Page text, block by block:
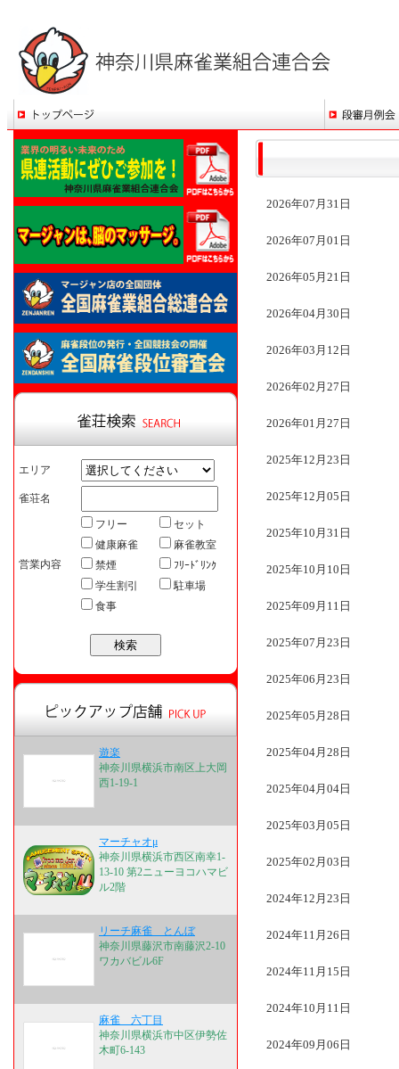
エリア
雀荘名
営業内容
フリー
セット
健康麻雀
麻雀教室
禁煙
ﾌﾘｰﾄﾞﾘﾝｸ
学生割引
駐車場
食事
遊楽
神奈川県横浜市南区上大岡
西1-19-1
マーチャオμ
神奈川県横浜市西区南幸1-
13-10 第2ニューヨコハマビ
ル2階
リーチ麻雀 とんぼ
神奈川県藤沢市南藤沢2-10
ワカバビル6F
麻雀 六丁目
神奈川県横浜市中区伊勢佐
木町6-143
2026年07月31日
2026年07月01日
2026年05月21日
2026年04月30日
2026年03月12日
2026年02月27日
2026年01月27日
2025年12月23日
2025年12月05日
2025年10月31日
2025年10月10日
2025年09月11日
2025年07月23日
2025年06月23日
2025年05月28日
2025年04月28日
2025年04月04日
2025年03月05日
2025年02月03日
2024年12月23日
2024年11月26日
2024年11月15日
2024年10月11日
2024年09月06日